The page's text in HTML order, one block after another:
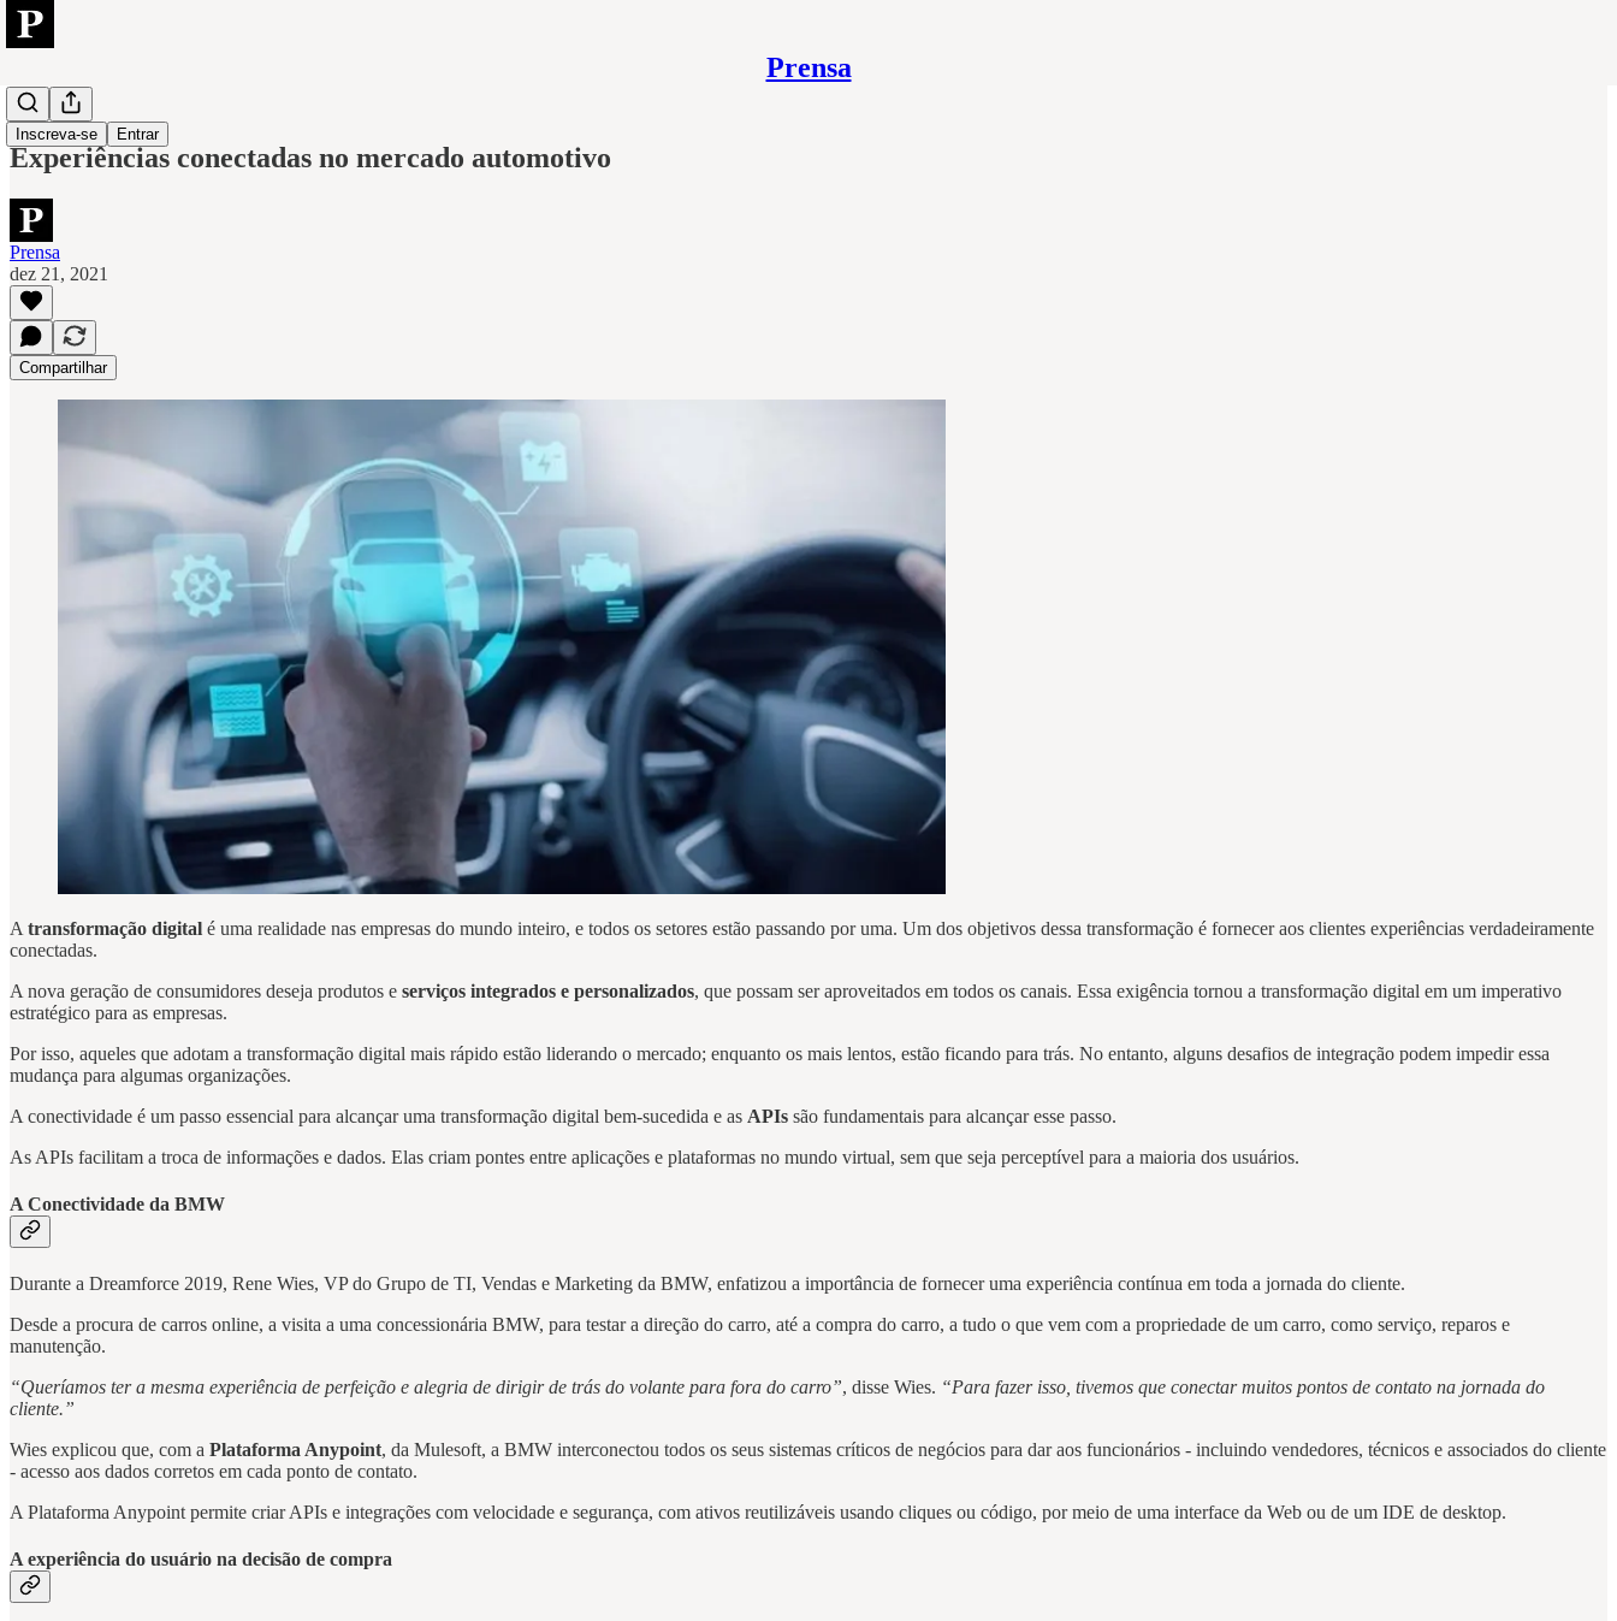
Prensa
Inscreva-se Entrar
Mulesoft
Experiências conectadas no mercado automotivo
Prensa
dez 21, 2021
Compartilhar
A transformação digital é uma realidade nas empresas do mundo inteiro, e todos os setores estão passando por uma. Um dos objetivos dessa transformação é fornecer aos clientes experiências verdadeiramente
conectadas.
A nova geração de consumidores deseja produtos e serviços integrados e personalizados, que possam ser aproveitados em todos os canais. Essa exigência tornou a transformação digital em um imperativo
estratégico para as empresas.
Por isso, aqueles que adotam a transformação digital mais rápido estão liderando o mercado; enquanto os mais lentos, estão ficando para trás. No entanto, alguns desafios de integração podem impedir essa
mudança para algumas organizações.
A conectividade é um passo essencial para alcançar uma transformação digital bem-sucedida e as APIs são fundamentais para alcançar esse passo.
As APIs facilitam a troca de informações e dados. Elas criam pontes entre aplicações e plataformas no mundo virtual, sem que seja perceptível para a maioria dos usuários.
A Conectividade da BMW
Durante a Dreamforce 2019, Rene Wies, VP do Grupo de TI, Vendas e Marketing da BMW, enfatizou a importância de fornecer uma experiência contínua em toda a jornada do cliente.
Desde a procura de carros online, a visita a uma concessionária BMW, para testar a direção do carro, até a compra do carro, a tudo o que vem com a propriedade de um carro, como serviço, reparos e
manutenção.
“Queríamos ter a mesma experiência de perfeição e alegria de dirigir de trás do volante para fora do carro”, disse Wies. “Para fazer isso, tivemos que conectar muitos pontos de contato na jornada do
cliente.”
Wies explicou que, com a Plataforma Anypoint, da Mulesoft, a BMW interconectou todos os seus sistemas críticos de negócios para dar aos funcionários - incluindo vendedores, técnicos e associados do cliente
- acesso aos dados corretos em cada ponto de contato.
A Plataforma Anypoint permite criar APIs e integrações com velocidade e segurança, com ativos reutilizáveis usando cliques ou código, por meio de uma interface da Web ou de um IDE de desktop.
A experiência do usuário na decisão de compra